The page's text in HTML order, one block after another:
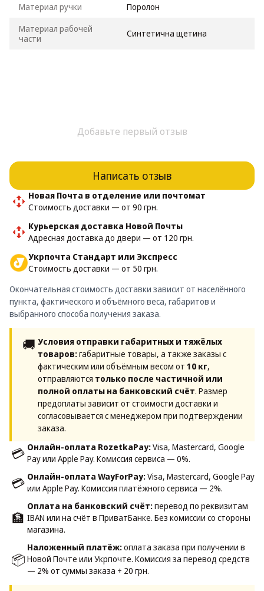
Материал ручки
Поролон
Материал рабочей
части
Синтетична щетина
Добавьте первый отзыв
Написать отзыв
Новая Почта в отделение или почтомат
Стоимость доставки — от 90 грн.
Курьерская доставка Новой Почты
Адресная доставка до двери — от 120 грн.
Укрпочта Стандарт или Экспресс
Стоимость доставки — от 50 грн.
Окончательная стоимость доставки зависит от населённого
пункта, фактического и объёмного веса, габаритов и
выбранного способа получения заказа.
🚚 Условия отправки габаритных и тяжёлых
товаров:габаритные товары, а также заказы с
фактическим или объёмным весом от 10 кг,
отправляются только после частичной или
полной оплаты на банковский счёт. Размер
предоплаты зависит от стоимости доставки и
согласовывается с менеджером при подтверждении
заказа.
💳 Онлайн-оплата RozetkaPay:Visa, Mastercard, Google
Pay или Apple Pay. Комиссия сервиса — 0%.
💳 Онлайн-оплата WayForPay:Visa, Mastercard, Google Pay
или Apple Pay. Комиссия платёжного сервиса — 2%.
🏦
Оплата на банковский счёт:перевод по реквизитам
IBAN или на счёт в ПриватБанке. Без комиссии со стороны
магазина.
📦
Наложенный платёж:оплата заказа при получении в
Новой Почте или Укрпочте. Комиссия за перевод средств
— 2% от суммы заказа + 20 грн.